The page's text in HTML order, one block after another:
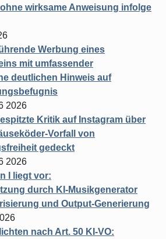
wirksame Anweisung infolge
Werbung eines
mit umfassender
deutlichen Hinweis auf
2026
Kritik auf Instagram über
Vorfall von
gedeckt
2026
I liegt vor:
durch KI-Musikgenerator
und Output-Generierung
nach Art. 50 KI-VO: